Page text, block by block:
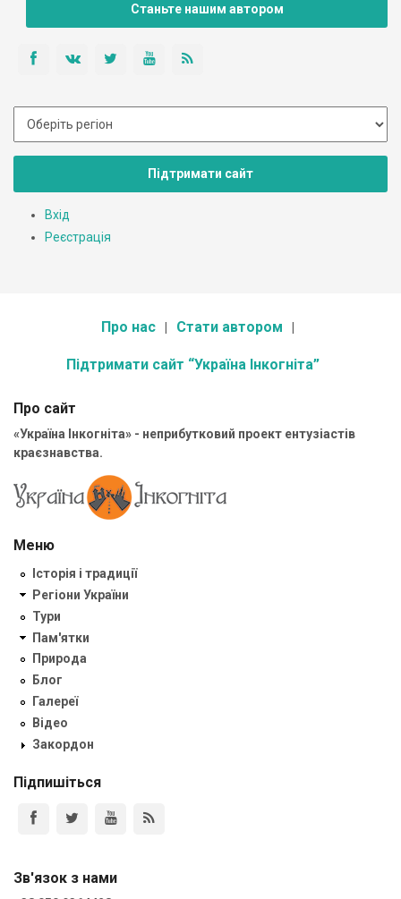
Станьте нашим автором
Підтримати сайт
Вхід
Реєстрація
Про нас Стати автором
Підтримати сайт “Україна Інкогніта”
Про сайт
«Україна Інкогніта» - неприбутковий проект ентузіастів
краєзнавства.
Меню
Історія і традиції
Регіони України
Тури
Пам'ятки
Природа
Блог
Галереї
Відео
Закордон
Підпишіться
Зв'язок з нами